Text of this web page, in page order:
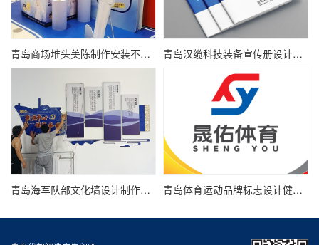
青岛商场堆头美陈制作安装不起泡KT板制作广告物料制作 青岛汉缆科技装备宣传册设计氢能新能源产品画册设计
青岛海军队部文化墙设计制作强军文化口号理念文化墙 青岛体育运动品牌标志设计健身馆logo设计